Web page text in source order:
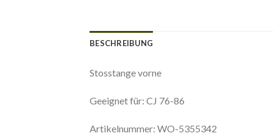
BESCHREIBUNG
Stosstange vorne
Geeignet für: CJ 76-86
Artikelnummer: WO-5355342